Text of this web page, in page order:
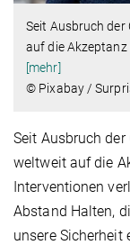
Seit Ausbruch
auf die
[mehr]
© Pixabay /
Seit Ausbruch
weltweit auf die
Interventionen
Abstand Halten,
unsere Sicherheit